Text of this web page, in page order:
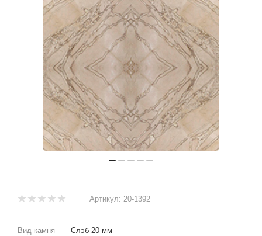
Артикул: 20-1392
Вид камня — Слэб 20 мм